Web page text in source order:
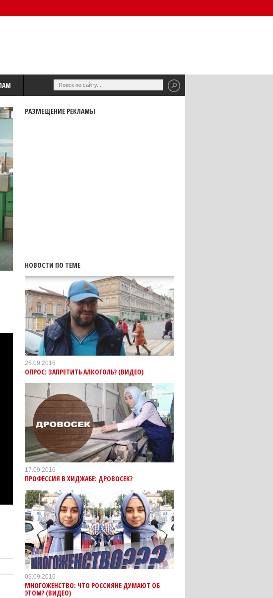
РАЗМЕЩЕНИЕ РЕКЛАМЫ
НОВОСТИ ПО ТЕМЕ
26.09.2016
ОПРОС: ЗАПРЕТИТЬ АЛКОГОЛЬ? (ВИДЕО)
17.09.2016
ПРОФЕССИЯ В ХИДЖАБЕ: ДРОВОСЕК?
09.09.2016
МНОГОЖЕНСТВО: ЧТО РОССИЯНЕ ДУМАЮТ ОБ
ЭТОМ? (ВИДЕО)